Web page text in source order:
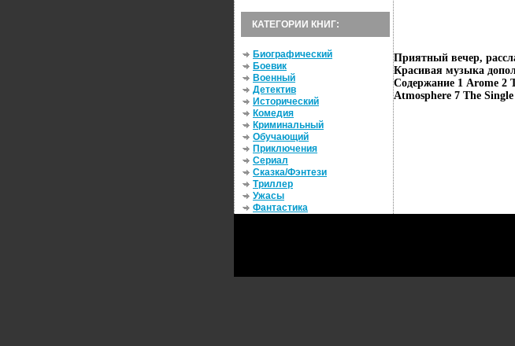
КАТЕГОРИИ КНИГ:
Биографический
Боевик
Военный
Детектив
Исторический
Комедия
Криминальный
Обучающий
Приключения
Сериал
Сказка/Фэнтези
Триллер
Ужасы
Фантастика
Приятный вечер,
Красивая музыка
Содержание 1 Arome 2
Atmosphere 7 The